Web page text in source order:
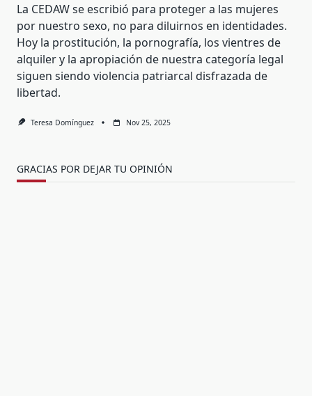
La CEDAW se escribió para proteger a las mujeres
por nuestro sexo, no para diluirnos en identidades.
Hoy la prostitución, la pornografía, los vientres de
alquiler y la apropiación de nuestra categoría legal
siguen siendo violencia patriarcal disfrazada de
libertad.
Teresa Domínguez Nov 25, 2025
GRACIAS POR DEJAR TU OPINIÓN